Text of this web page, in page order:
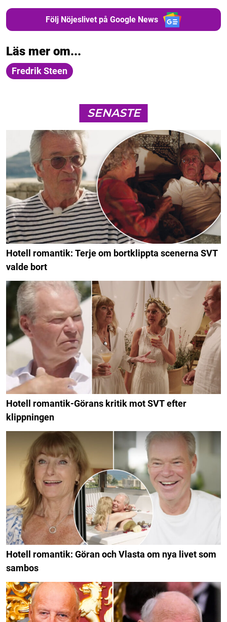
Följ Nöjeslivet på Google News
Läs mer om...
Fredrik Steen
SENASTE
Hotell romantik: Terje om bortklippta scenerna SVT
valde bort
Hotell romantik-Görans kritik mot SVT efter
klippningen
Hotell romantik: Göran och Vlasta om nya livet som
sambos